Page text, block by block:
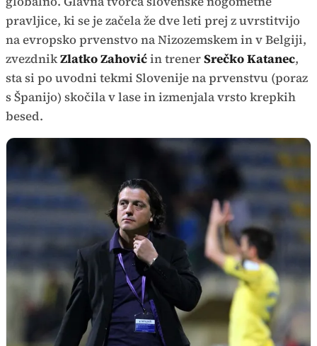
pravljice, ki se je začela že dve leti prej z uvrstitvijo
na evropsko prvenstvo na Nizozemskem in v Belgiji,
zvezdnikZlatko Zahovićin trenerSrečko Katanec,
sta si po uvodni tekmi Slovenije na prvenstvu (poraz
s Španijo) skočila v lase in izmenjala vrsto krepkih
besed.